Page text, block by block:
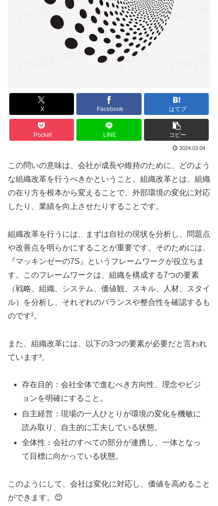
X Facebook はてブ
Pocket LINE コピー
2024.03.04
この問いの意味は、会社が成長や維持のために、どのよう
な組織改革を行うべきかということ。組織改革とは、組織
の在り方を根本から変えることで、外部環境の変化に対応
したり、業績を向上させたりすることです。
組織改革を行うには、まずは自社の現状を分析し、問題点
や改善点を明らかにすることが重要です。そのためには、
『マッキンゼーの7S』というフレームワークが役立ちま
す。このフレームワークは、組織を構成する7つの要素
（戦略、組織、システム、価値観、スキル、人材、スタイ
ル）を分析し、それぞれのバランスや整合性を確認するも
のです²。
また、組織改革には、以下の3つの要素が必要だと言われ
ています³。
存在目的：会社全体で進むべき方向性、理念やビジ
ョンを明確にすること。
自主経営：現場の一人ひとりが環境の変化を機敏に
読み取り、自主的に工夫している状態。
全体性：会社のすべての部分が連携し、一体となっ
て目標に向かっている状態。
このようにして、会社は変化に対応し、価値を高めること
ができます。😊